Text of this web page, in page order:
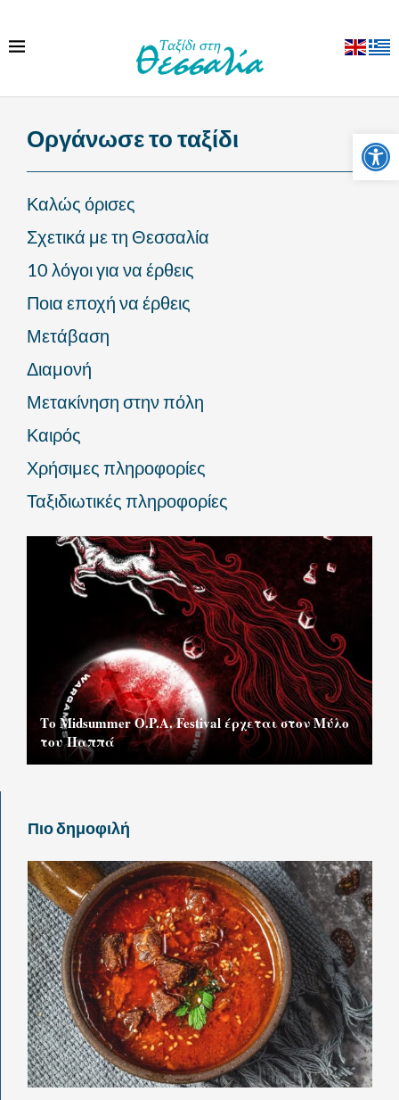
Οργάνωσε το ταξίδι
Καλώς όρισες
Σχετικά με τη Θεσσαλία
10 λόγοι για να έρθεις
Ποια εποχή να έρθεις
Μετάβαση
Διαμονή
Μετακίνηση στην πόλη
Καιρός
Χρήσιμες πληροφορίες
Ταξιδιωτικές πληροφορίες
Το Midsummer O.P.A. Festival έρχεται στον Μύλο
του Παππά
Πιο δημοφιλή